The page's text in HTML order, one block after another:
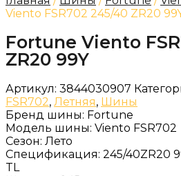
Viento FSR702 245/40 ZR20
Fortune Viento
ZR20 99Y
Артикул: 3844030907
FSR702, Летняя, Шины
Бренд шины: Fortune
Модель шины: Viento FSR702
Сезон: Лето
Спецификация: 245/40ZR20
TL